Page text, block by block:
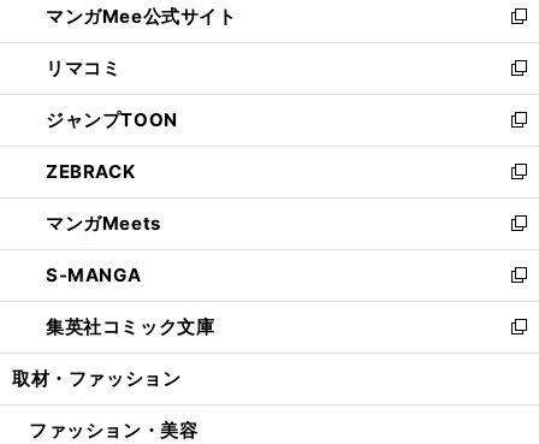
く
ド
ウ
で
開
く
ィ
ン
ド
ウ
で
開
く
い
ウ
ィ
ン
ド
ウ
で
開
く
マンガMee公式サイト
新
し
い
ウ
ィ
ン
ド
ウ
で
開
く
リマコミ
新
し
い
ウ
ィ
ン
ド
ウ
で
開
く
ジャンプTOON
新
し
い
ウ
ィ
ン
ド
ウ
で
開
ZEBRACK
新
し
い
ウ
ィ
ン
ド
ウ
開
マンガMeets
新
し
い
ウ
ィ
ン
ウ
S-MANGA
新
し
い
ウ
ン
集英社コミック文庫
新
し
ウ
取材・ファッション
ファッション・美容